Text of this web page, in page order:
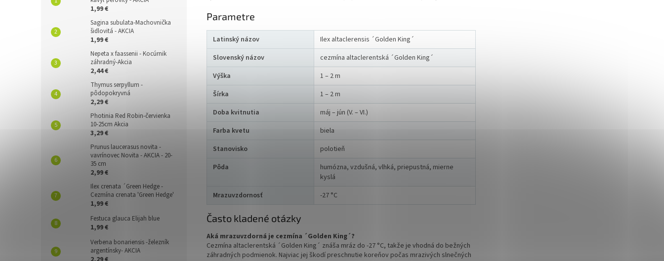
1,99 €
Sagina subulata-Machovnička
šidlovitá - AKCIA
1,99 €
Nepeta x faassenii - Kocúrnik
záhradný-Akcia
2,44 €
Thymus serpyllum -
pôdopokryvná
2,29 €
Photinia Red Robin-červienka
10-25cm Akcia
3,29 €
Prunus laucerasus novita -
vavrínovec Novita - AKCIA - 20-
35 cm
2,99 €
Ilex crenata ´Green Hedge -
Cezmína crenata 'Green Hedge'
1,99 €
Festuca glauca Elijah blue
1,99 €
Verbena bonariensis -železník
argentínsky- AKCIA
Parametre
Latinský názov
Ilex altaclerensis ´Golden King´
Slovenský názov
cezmína altaclerentská ´Golden King´
Výška
1 – 2 m
Šírka
1 – 2 m
Doba kvitnutia
máj – jún (V. – VI.)
Farba kvetu
biela
Stanovisko
polotieň
Pôda
humózna, vzdušná, vlhká, priepustná, mierne
kyslá
Mrazuvzdornosť
-27 °C
Často kladené otázky
Aká mrazuvzdorná je cezmína ´Golden King´?
Cezmína altaclerentská ´Golden King´ znáša mráz do -27 °C, takže je vhodná do bežných
záhradných podmienok. Najviac jej škodí preschnutie koreňov počas mrazivých slnečných